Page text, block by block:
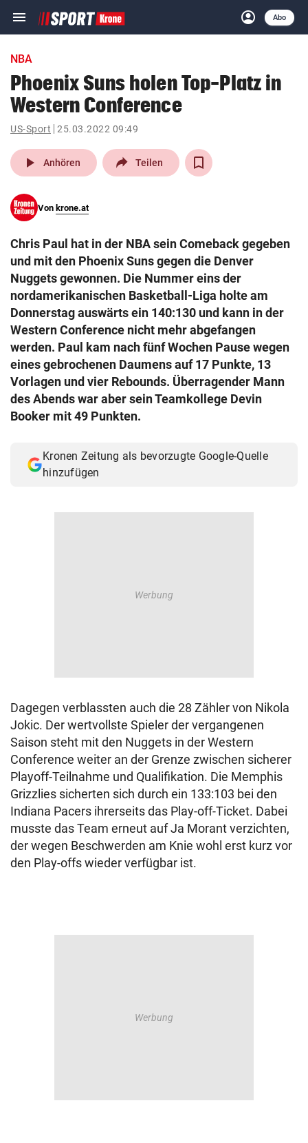
menu Navigation
ein-/ausklappen
account_circle
Anmelden
Abo
close Schließen
account_circle Anmelden
pin_drop
Wien arrow_right
search
eingeben
© Krone Multimedia GmbH & Co KG 2026
Muthgasse 2, 1190 Wien
NBA
Phoenix Suns holen Top-Platz in
Western Conference
US-Sport 25.03.2022 09:49
play_arrow Anhören Teilen
Von krone.at
Chris Paul hat in der NBA sein Comeback gegeben
und mit den Phoenix Suns gegen die Denver
Nuggets gewonnen. Die Nummer eins der
nordamerikanischen Basketball-Liga holte am
Donnerstag auswärts ein 140:130 und kann in der
Western Conference nicht mehr abgefangen
werden. Paul kam nach fünf Wochen Pause wegen
eines gebrochenen Daumens auf 17 Punkte, 13
Vorlagen und vier Rebounds. Überragender Mann
des Abends war aber sein Teamkollege Devin
Booker mit 49 Punkten.
Kronen Zeitung als bevorzugte Google-Quelle
hinzufügen
Dagegen verblassten auch die 28 Zähler von Nikola
Jokic. Der wertvollste Spieler der vergangenen
Saison steht mit den Nuggets in der Western
Conference weiter an der Grenze zwischen sicherer
Playoff-Teilnahme und Qualifikation. Die Memphis
Grizzlies sicherten sich durch ein 133:103 bei den
Indiana Pacers ihrerseits das Play-off-Ticket. Dabei
musste das Team erneut auf Ja Morant verzichten,
der wegen Beschwerden am Knie wohl erst kurz vor
den Play-offs wieder verfügbar ist.